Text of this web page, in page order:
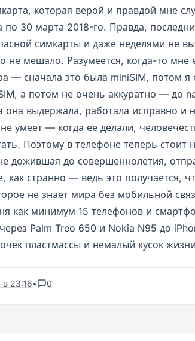
которая верой и правдой мне
по 30 марта 2018-го. Правда,
симкарты и даже неделями не
не мешало. Разумеется, когда-то мне
— сначала это была miniSIM, потом я
а потом не очень аккуратно — до
она выдержала, работала исправно и
умеет — когда её делали,
Поэтому в телефоне теперь стоит
дожившая до совершеннолетия,
как странно — ведь это получается,
не знает мира без мобильной
как минимум 15 телефонов и
Palm Treo 650 и Nokia N95 до
пластмассы и немалый кусок
в 23:16• 0